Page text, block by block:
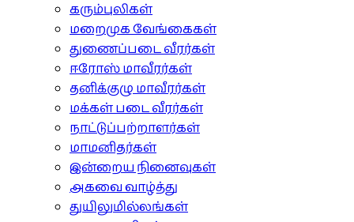
கரும்புலிகள்
மறைமுக வேங்கைகள்
துணைப்படை வீரர்கள்
ஈரோஸ் மாவீரர்கள்
தனிக்குழு மாவீரர்கள்
மக்கள் படை வீரர்கள்
நாட்டுப்பற்றாளர்கள்
மாமனிதர்கள்
இன்றைய நினைவுகள்
அகவை வாழ்த்து
துயிலுமில்லங்கள்